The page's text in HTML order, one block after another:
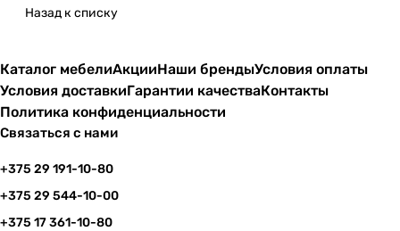
Назад к списку
Каталог мебелиАкцииНаши брендыУсловия оплаты
Условия доставкиГарантии качестваКонтакты
Политика конфиденциальности
Связаться с нами
+375 29 191-10-80
+375 29 544-10-00
+375 17 361-10-80